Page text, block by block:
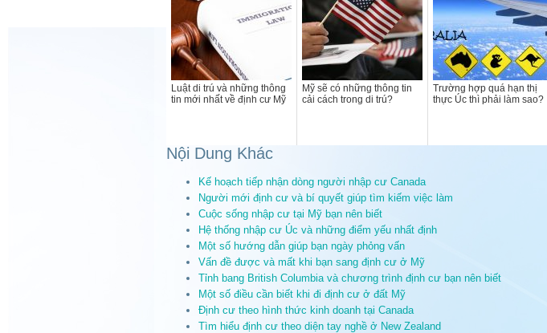
Luật di trú và những thông
tin mới nhất về định cư Mỹ
Mỹ sẽ có những thông tin
cải cách trong di trú?
Trường hợp quá hạn thị
thực Úc thì phải làm sao?
Nội Dung Khác
Kế hoạch tiếp nhận dòng người nhập cư Canada
Người mới định cư và bí quyết giúp tìm kiếm việc làm
Cuộc sống nhập cư tại Mỹ bạn nên biết
Hệ thống nhập cư Úc và những điểm yếu nhất định
Một số hướng dẫn giúp bạn ngày phỏng vấn
Vấn đề được và mất khi bạn sang định cư ở Mỹ
Tỉnh bang British Columbia và chương trình định cư bạn nên biết
Một số điều cần biết khi đi định cư ở đất Mỹ
Định cư theo hình thức kinh doanh tại Canada
Tìm hiểu định cư theo diện tay nghề ở New Zealand